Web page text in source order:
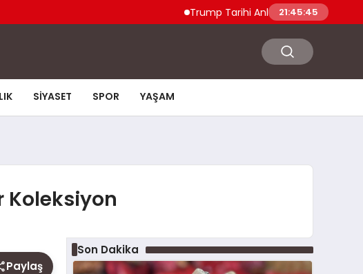
Trump Tarihi Anlaşma Duyurdu Hamas
21:45:46
SIYASET SPOR YAŞAM
Koleksiyon
Paylaş
Son Dakika